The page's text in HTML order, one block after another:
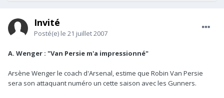
Invité
Posté(e) le 21 juillet 2007
A. Wenger : "Van Persie m'a impressionné"
Arsène Wenger le coach d'Arsenal, estime que Robin Van Persie
sera son attaquant numéro un cette saison avec les Gunners.